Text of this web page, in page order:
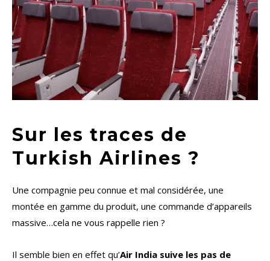
Sur les traces de
Turkish Airlines ?
Une compagnie peu connue et mal considérée, une
montée en gamme du produit, une commande d’appareils
massive…cela ne vous rappelle rien ?
Il semble bien en effet qu’Air India suive les pas de